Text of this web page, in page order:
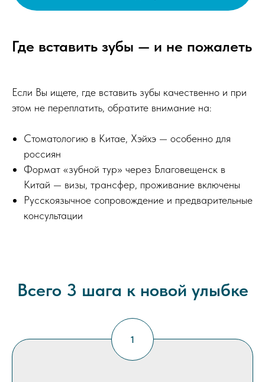
Где вставить зубы — и не пожалеть
Если Вы ищете, где вставить зубы качественно и при
этом не переплатить, обратите внимание на:
Стоматологию в Китае, Хэйхэ — особенно для
россиян
Формат «зубной тур» через Благовещенск в
Китай — визы, трансфер, проживание включены
Русскоязычное сопровождение и предварительные
консультации
Всего 3 шага к новой улыбке